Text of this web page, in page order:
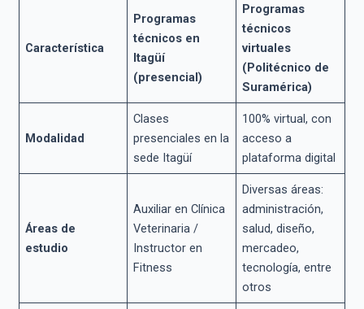
Característica
Programas
técnicos en
Itagüí
(presencial)
Programas
técnicos
virtuales
(Politécnico de
Suramérica)
Modalidad
Clases
presenciales en la
sede Itagüí
100% virtual, con
acceso a
plataforma digital
Áreas de
estudio
Auxiliar en Clínica
Veterinaria /
Instructor en
Fitness
Diversas áreas:
administración,
salud, diseño,
mercadeo,
tecnología, entre
otros